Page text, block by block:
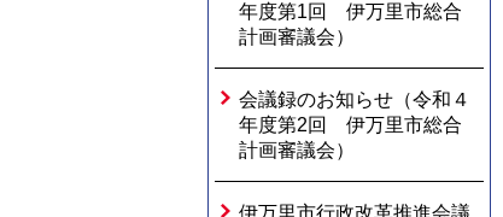
年度第1回 伊万里市総合
計画審議会）
会議録のお知らせ（令和４
年度第2回 伊万里市総合
計画審議会）
伊万里市行政改革推進会議